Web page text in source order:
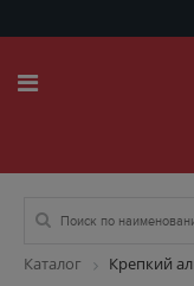
Каталог Крепкий